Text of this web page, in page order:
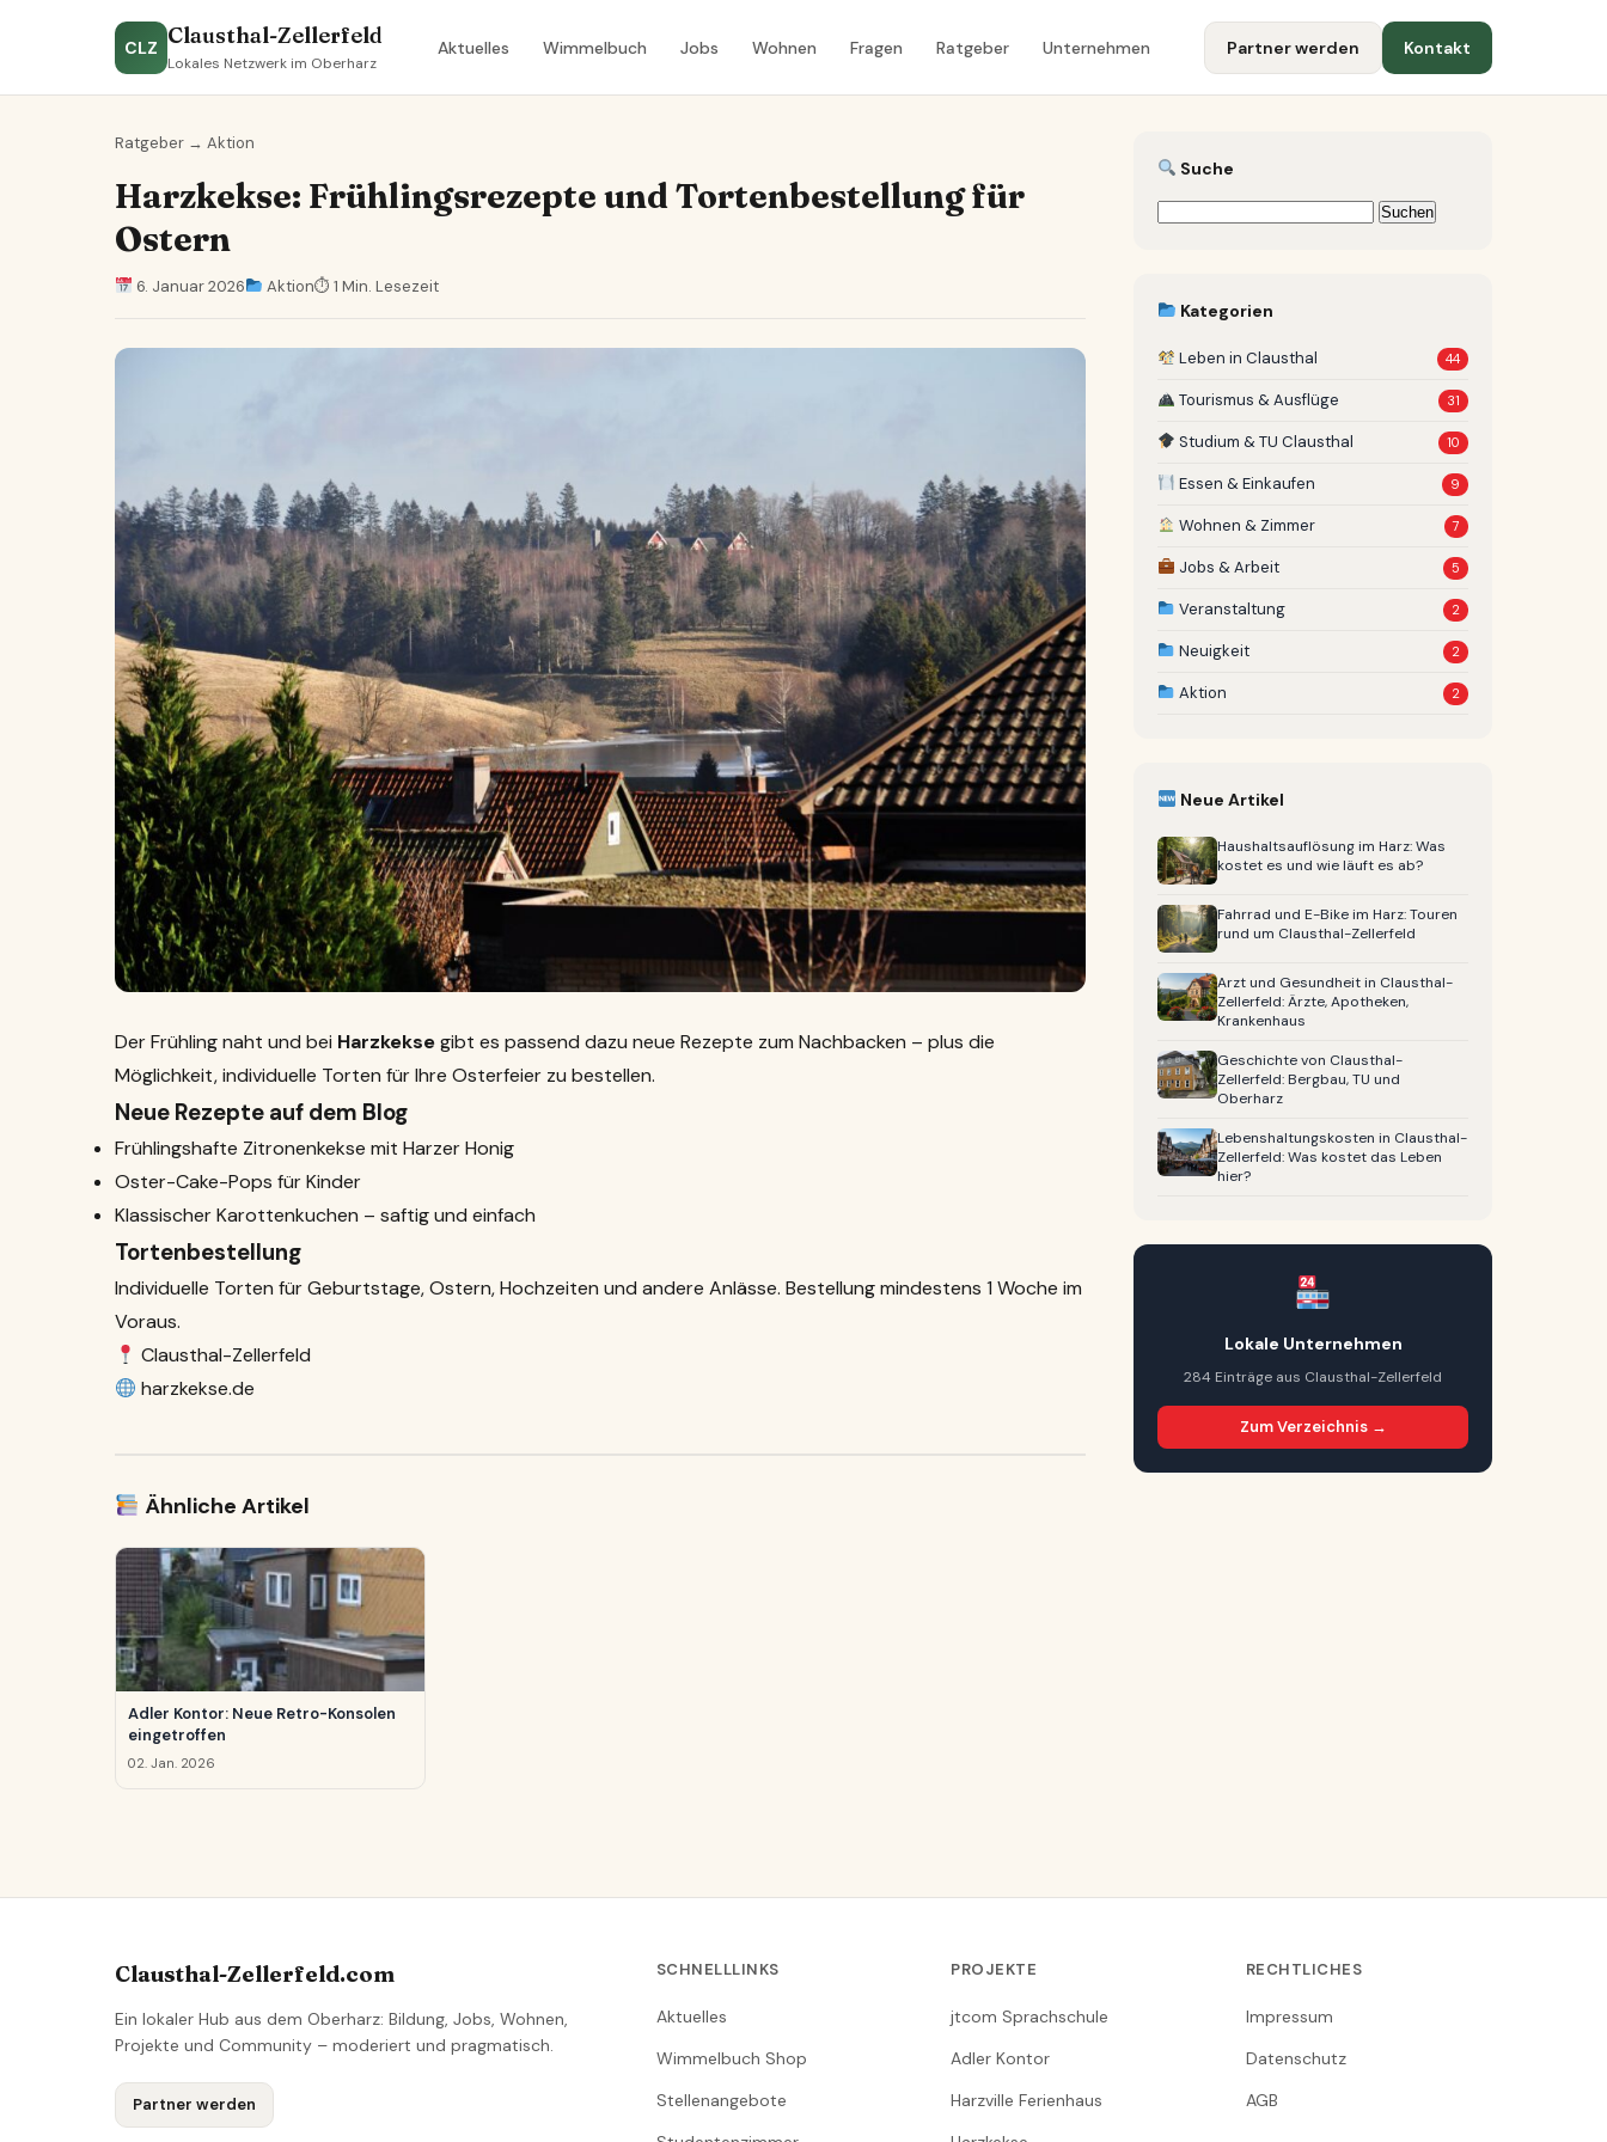
CLZ Clausthal-Zellerfeld
Lokales Netzwerk im Oberharz
Aktuelles Wimmelbuch Jobs Wohnen Fragen Ratgeber Unternehmen Partner werden Kontakt
Ratgeber → Aktion
Harzkekse: Frühlingsrezepte und Tortenbestellung für
Ostern
6. Januar 2026 Aktion⏱ 1 Min. Lesezeit
Der Frühling naht und bei Harzkeksegibt es passend dazu neue Rezepte zum Nachbacken – plus die
Möglichkeit, individuelle Torten für Ihre Osterfeier zu bestellen.
Neue Rezepte auf dem Blog
Frühlingshafte Zitronenkekse mit Harzer Honig
Oster-Cake-Pops für Kinder
Klassischer Karottenkuchen – saftig und einfach
Tortenbestellung
Individuelle Torten für Geburtstage, Ostern, Hochzeiten und andere Anlässe. Bestellung mindestens 1 Woche im
Voraus.
Clausthal-Zellerfeld
harzkekse.de
Ähnliche Artikel
Adler Kontor: Neue Retro-Konsolen
eingetroffen
02. Jan. 2026
Suche
Suchen
Kategorien
Leben in Clausthal 44
Tourismus & Ausflüge 31
Studium & TU Clausthal 10
Essen & Einkaufen 9
Wohnen & Zimmer 7
Jobs & Arbeit 5
Veranstaltung 2
Neuigkeit 2
Aktion 2
Neue Artikel
Haushaltsauflösung im Harz: Was
kostet es und wie läuft es ab?
Fahrrad und E-Bike im Harz: Touren
rund um Clausthal-Zellerfeld
Arzt und Gesundheit in Clausthal-
Zellerfeld: Ärzte, Apotheken,
Krankenhaus
Geschichte von Clausthal-
Zellerfeld: Bergbau, TU und
Oberharz
Lebenshaltungskosten in Clausthal-
Zellerfeld: Was kostet das Leben
hier?
Lokale Unternehmen
284 Einträge aus Clausthal-Zellerfeld
Zum Verzeichnis →
Clausthal-Zellerfeld.com
Ein lokaler Hub aus dem Oberharz: Bildung, Jobs, Wohnen,
Projekte und Community – moderiert und pragmatisch.
Partner werden
SCHNELLLINKS
Aktuelles
Wimmelbuch Shop
Stellenangebote
PROJEKTE
jtcom Sprachschule
Adler Kontor
Harzville Ferienhaus
RECHTLICHES
Impressum
Datenschutz
AGB